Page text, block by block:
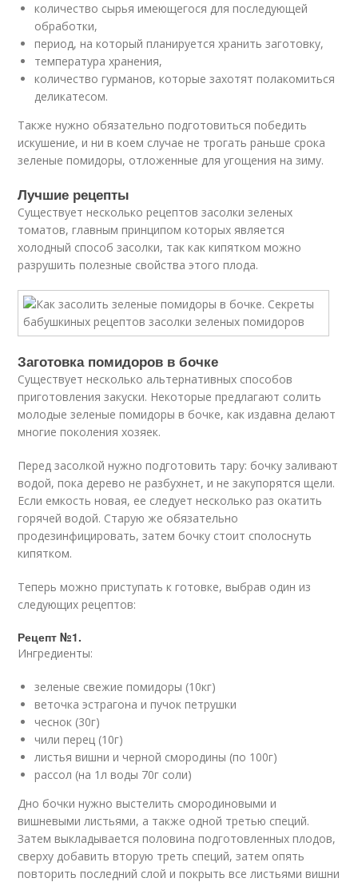
количество сырья имеющегося для последующей
обработки,
период, на который планируется хранить заготовку,
температура хранения,
количество гурманов, которые захотят полакомиться
деликатесом.
Также нужно обязательно подготовиться победить
искушение, и ни в коем случае не трогать раньше срока
зеленые помидоры, отложенные для угощения на зиму.
Лучшие рецепты
Существует несколько рецептов засолки зеленых
томатов, главным принципом которых является
холодный способ засолки, так как кипятком можно
разрушить полезные свойства этого плода.
Заготовка помидоров в бочке
Существует несколько альтернативных способов
приготовления закуски. Некоторые предлагают солить
молодые зеленые помидоры в бочке, как издавна делают
многие поколения хозяек.
Перед засолкой нужно подготовить тару: бочку заливают
водой, пока дерево не разбухнет, и не закупорятся щели.
Если емкость новая, ее следует несколько раз окатить
горячей водой. Старую же обязательно
продезинфицировать, затем бочку стоит сполоснуть
кипятком.
Теперь можно приступать к готовке, выбрав один из
следующих рецептов:
Рецепт №1.
Ингредиенты:
зеленые свежие помидоры (10кг)
веточка эстрагона и пучок петрушки
чеснок (30г)
чили перец (10г)
листья вишни и черной смородины (по 100г)
рассол (на 1л воды 70г соли)
Дно бочки нужно выстелить смородиновыми и
вишневыми листьями, а также одной третью специй.
Затем выкладывается половина подготовленных плодов,
сверху добавить вторую треть специй, затем опять
повторить последний слой и покрыть все листьями вишни